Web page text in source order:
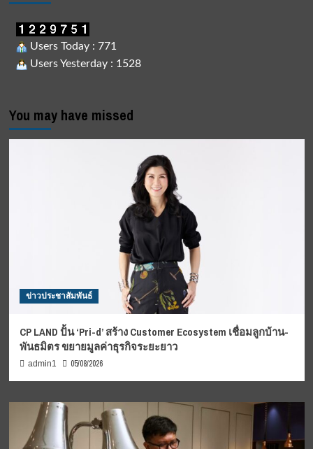
Users Today : 771
Users Yesterday : 1528
You may have missed
ข่าวประชาสัมพันธ์
CP LAND ปั้น ‘Pri-d’ สร้าง Customer Ecosystem เชื่อมลูกบ้าน-
พันธมิตร ขยายมูลค่าธุรกิจระยะยาว
admin1 05/08/2026